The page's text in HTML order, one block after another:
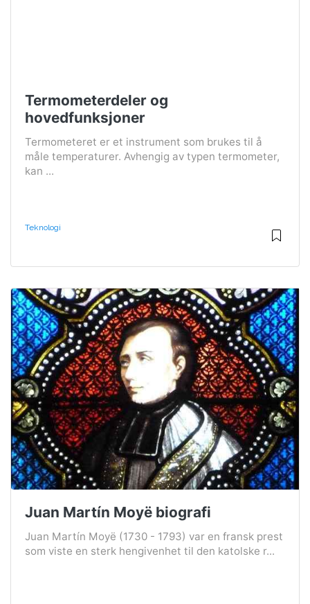
Termometerdeler og
hovedfunksjoner
Termometeret er et instrument som brukes til å
måle temperaturer. Avhengig av typen termometer,
kan ...
Teknologi
Juan Martín Moyë biografi
Juan Martín Moyë (1730 - 1793) var en fransk prest
som viste en sterk hengivenhet til den katolske r...